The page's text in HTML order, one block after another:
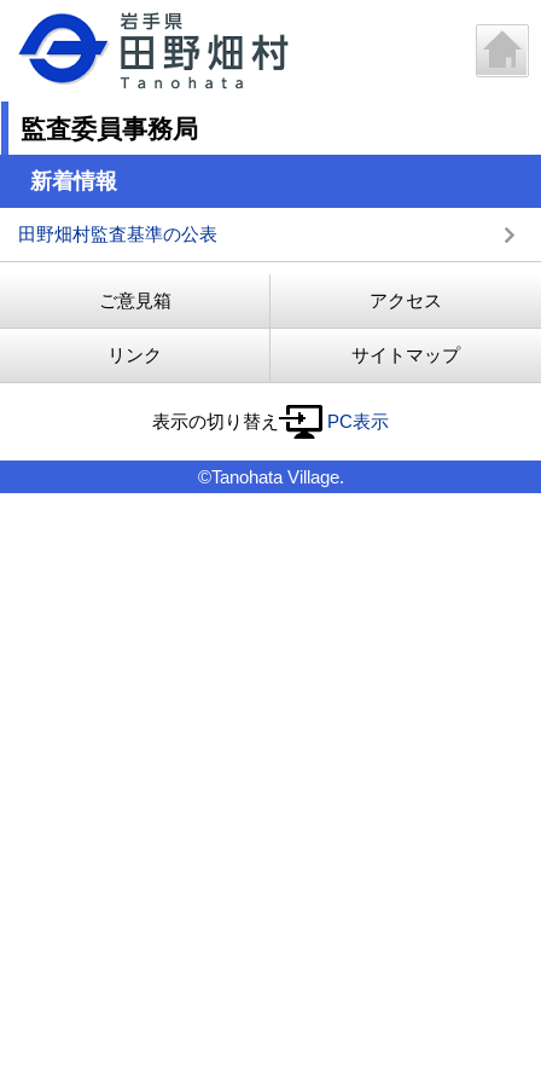
監査委員事務局
新着情報
田野畑村監査基準の公表
ご意見箱 アクセス
リンク サイトマップ
表示の切り替え PC表示
©Tanohata Village.